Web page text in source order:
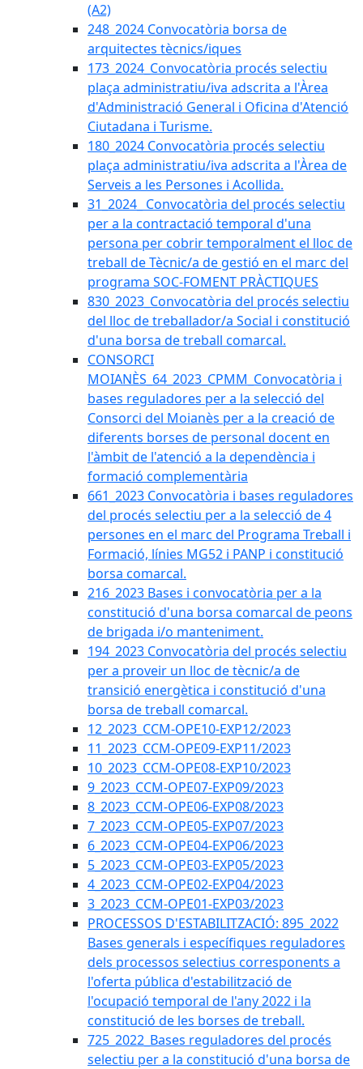
(A2)
248_2024 Convocatòria borsa de
arquitectes tècnics/iques
173_2024_Convocatòria procés selectiu
plaça administratiu/iva adscrita a l'Àrea
d'Administració General i Oficina d'Atenció
Ciutadana i Turisme.
180_2024 Convocatòria procés selectiu
plaça administratiu/iva adscrita a l'Àrea de
Serveis a les Persones i Acollida.
31_2024_ Convocatòria del procés selectiu
per a la contractació temporal d'una
persona per cobrir temporalment el lloc de
treball de Tècnic/a de gestió en el marc del
programa SOC-FOMENT PRÀCTIQUES
830_2023_Convocatòria del procés selectiu
del lloc de treballador/a Social i constitució
d'una borsa de treball comarcal.
CONSORCI
MOIANÈS_64_2023_CPMM_Convocatòria i
bases reguladores per a la selecció del
Consorci del Moianès per a la creació de
diferents borses de personal docent en
l'àmbit de l'atenció a la dependència i
formació complementària
661_2023 Convocatòria i bases reguladores
del procés selectiu per a la selecció de 4
persones en el marc del Programa Treball i
Formació, línies MG52 i PANP i constitució
borsa comarcal.
216_2023 Bases i convocatòria per a la
constitució d'una borsa comarcal de peons
de brigada i/o manteniment.
194_2023 Convocatòria del procés selectiu
per a proveir un lloc de tècnic/a de
transició energètica i constitució d'una
borsa de treball comarcal.
12_2023_CCM-OPE10-EXP12/2023
11_2023_CCM-OPE09-EXP11/2023
10_2023_CCM-OPE08-EXP10/2023
9_2023_CCM-OPE07-EXP09/2023
8_2023_CCM-OPE06-EXP08/2023
7_2023_CCM-OPE05-EXP07/2023
6_2023_CCM-OPE04-EXP06/2023
5_2023_CCM-OPE03-EXP05/2023
4_2023_CCM-OPE02-EXP04/2023
3_2023_CCM-OPE01-EXP03/2023
PROCESSOS D'ESTABILITZACIÓ: 895_2022
Bases generals i específiques reguladores
dels processos selectius corresponents a
l'oferta pública d'estabilització de
l'ocupació temporal de l'any 2022 i la
constitució de les borses de treball.
725_2022_Bases reguladores del procés
selectiu per a la constitució d'una borsa de